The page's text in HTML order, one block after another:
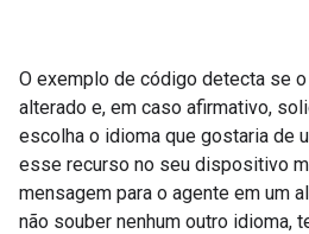
O exemplo de código detecta se
alterado e, em caso afirmativo,
escolha o idioma que gostaria de
esse recurso no seu dispositivo
mensagem para o agente em um
não souber nenhum outro idioma,